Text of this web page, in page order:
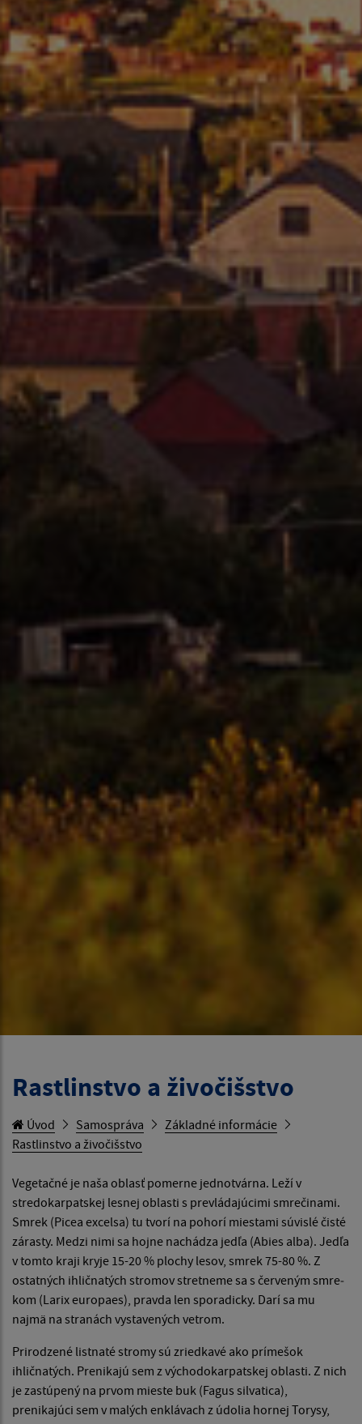
Rastlinstvo a živočišstvo
Úvod Samospráva
Základné informácie
Rastlinstvo a živočišstvo
Vegetačné je naša oblasť pomerne jednotvárna. Leží v
stredokarpatskej lesnej oblasti s prevládajúcimi smrečinami.
Smrek (Picea excelsa) tu tvo­rí na pohorí miestami súvislé čisté
zárasty. Medzi nimi sa hojne nachádza jedľa (Abies alba). Jedľa
v tomto kraji kryje 15-20 % plochy lesov, smrek 75-80 %. Z
ostatných ihličnatých stromov stretneme sa s červeným smre­
kom (Larix europaes), pravda len sporadicky. Darí sa mu
najmä na stranách vystavených vetrom.
Prirodzené listnaté stromy sú zriedkavé ako prímešok
ihličnatých. Prenikajú sem z východokarpatskej oblasti. Z nich
je zastúpený na prvom mieste buk (Fagus silvatica),
prenikajúci sem v malých enklávach z údolia hornej Torysy,